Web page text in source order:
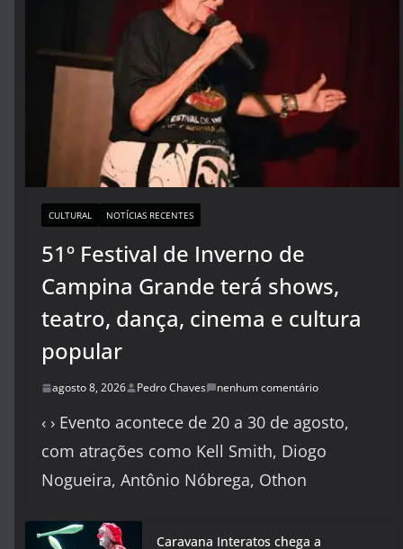
CULTURAL NOTÍCIAS RECENTES
51º Festival de Inverno de
Campina Grande terá shows,
teatro, dança, cinema e cultura
popular
agosto 8, 2026 Pedro Chaves nenhum comentário
‹ › Evento acontece de 20 a 30 de agosto,
com atrações como Kell Smith, Diogo
Nogueira, Antônio Nóbrega, Othon
Caravana Interatos chega a